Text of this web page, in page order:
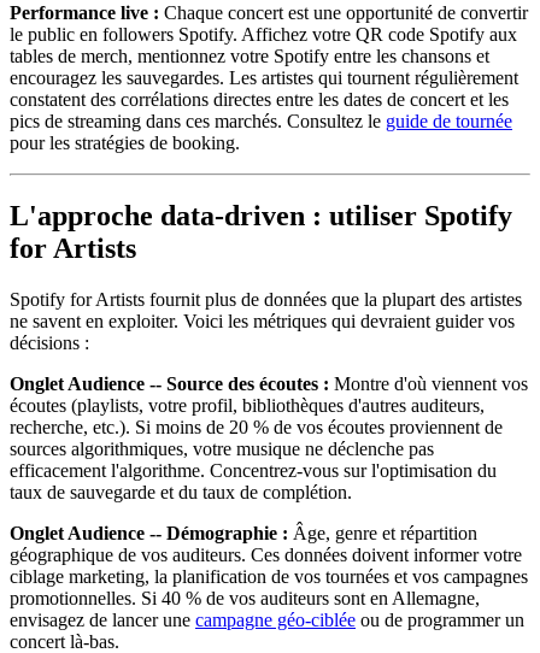
Performance live : Chaque concert est une opportunité de convertir
le public en followers Spotify. Affichez votre QR code Spotify aux
tables de merch, mentionnez votre Spotify entre les chansons et
encouragez les sauvegardes. Les artistes qui tournent régulièrement
constatent des corrélations directes entre les dates de concert et les
pics de streaming dans ces marchés. Consultez le guide de tournée
pour les stratégies de booking.
L'approche data-driven : utiliser Spotify
for Artists
Spotify for Artists fournit plus de données que la plupart des artistes
ne savent en exploiter. Voici les métriques qui devraient guider vos
décisions :
Onglet Audience -- Source des écoutes : Montre d'où viennent vos
écoutes (playlists, votre profil, bibliothèques d'autres auditeurs,
recherche, etc.). Si moins de 20 % de vos écoutes proviennent de
sources algorithmiques, votre musique ne déclenche pas
efficacement l'algorithme. Concentrez-vous sur l'optimisation du
taux de sauvegarde et du taux de complétion.
Onglet Audience -- Démographie : Âge, genre et répartition
géographique de vos auditeurs. Ces données doivent informer votre
ciblage marketing, la planification de vos tournées et vos campagnes
promotionnelles. Si 40 % de vos auditeurs sont en Allemagne,
envisagez de lancer une campagne géo-ciblée ou de programmer un
concert là-bas.